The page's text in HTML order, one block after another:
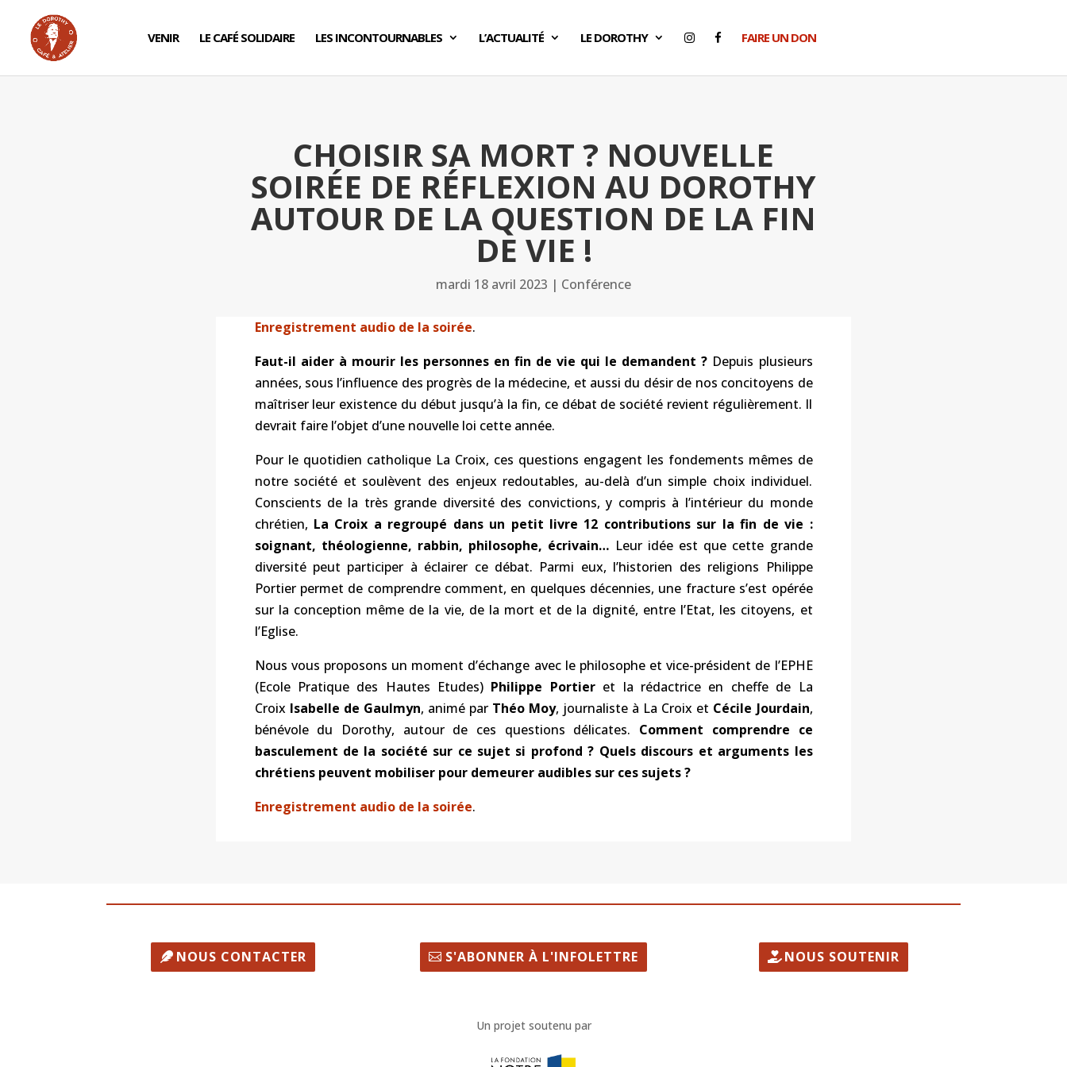
VENIR LE CAFÉ SOLIDAIRE LES INCONTOURNABLES L’ACTUALITÉ LE DOROTHY FAIRE UN DON
CHOISIR SA MORT ? NOUVELLE
SOIRÉE DE RÉFLEXION AU DOROTHY
AUTOUR DE LA QUESTION DE LA FIN
DE VIE !
mardi 18 avril 2023 | Conférence
Enregistrement audio de la soirée.
Faut-il aider à mourir les personnes en fin de vie qui le demandent ? Depuis plusieurs
années, sous l’influence des progrès de la médecine, et aussi du désir de nos concitoyens de
maîtriser leur existence du début jusqu’à la fin, ce débat de société revient régulièrement. Il
devrait faire l’objet d’une nouvelle loi cette année.
Pour le quotidien catholique La Croix, ces questions engagent les fondements mêmes de
notre société et soulèvent des enjeux redoutables, au-delà d’un simple choix individuel.
Conscients de la très grande diversité des convictions, y compris à l’intérieur du monde
chrétien, La Croix a regroupé dans un petit livre 12 contributions sur la fin de vie :
soignant, théologienne, rabbin, philosophe, écrivain… Leur idée est que cette grande
diversité peut participer à éclairer ce débat. Parmi eux, l’historien des religions Philippe
Portier permet de comprendre comment, en quelques décennies, une fracture s’est opérée
sur la conception même de la vie, de la mort et de la dignité, entre l’Etat, les citoyens, et
l’Eglise.
Nous vous proposons un moment d’échange avec le philosophe et vice-président de l’EPHE
(Ecole Pratique des Hautes Etudes) Philippe Portier et la rédactrice en cheffe de La
Croix Isabelle de Gaulmyn, animé par Théo Moy, journaliste à La Croix et Cécile Jourdain,
bénévole du Dorothy, autour de ces questions délicates. Comment comprendre ce
basculement de la société sur ce sujet si profond ? Quels discours et arguments les
chrétiens peuvent mobiliser pour demeurer audibles sur ces sujets ?
Enregistrement audio de la soirée.
NOUS CONTACTER S'ABONNER À L'INFOLETTRE NOUS SOUTENIR
Un projet soutenu par